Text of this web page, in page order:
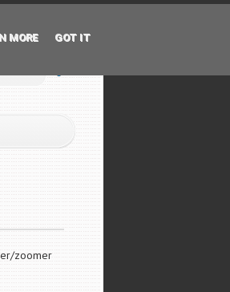
zoomer
MORE GOT IT